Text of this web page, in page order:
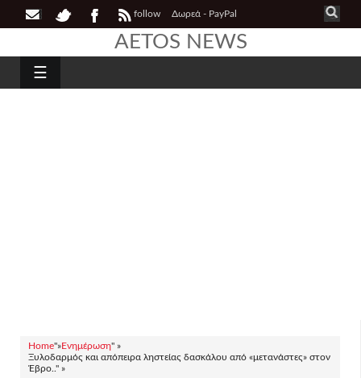
follow Δωρεά - PayPal
AETOS NEWS
☰
Home"»Ενημέρωση" »
Ξυλοδαρμός και απόπειρα ληστείας δασκάλου από «μετανάστες» στον
Έβρο.." »